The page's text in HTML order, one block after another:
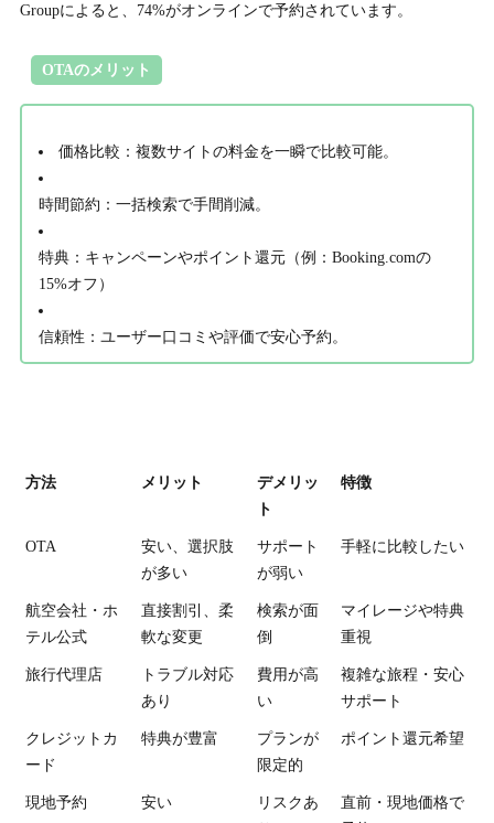
Groupによると、74%がオンラインで予約されています。
OTAのメリット
価格比較 ：複数サイトの料金を一瞬で比較可能。
時間節約 ：一括検索で手間削減。
特典：キャンペーンやポイント還元（例：Booking.comの
15%オフ）
信頼性 ：ユーザー口コミや評価で安心予約。
方法 メリット
デメリッ
ト
特徴
OTA
安い、選択肢
が多い
サポート
が弱い
手軽に比較したい
航空会社・ホ
テル公式
直接割引、柔
軟な変更
検索が面
倒
マイレージや特典
重視
旅行代理店
トラブル対応
あり
費用が高
い
複雑な旅程・安心
サポート
クレジットカ
ード
特典が豊富
プランが
限定的
ポイント還元希望
現地予約 安い
リスクあ
直前・現地価格で